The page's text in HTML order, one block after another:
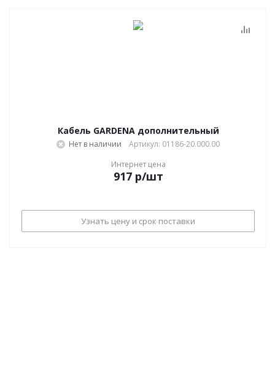
Кабель GARDENA дополнительный
Нет в наличии
Артикул: 01186-20.000.00
Интернет цена
917р/шт
Узнать цену и срок поставки